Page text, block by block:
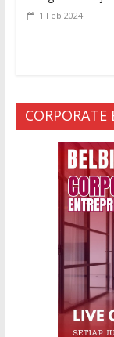
1 Feb 2024
29 Jan 2024
CORPORATE